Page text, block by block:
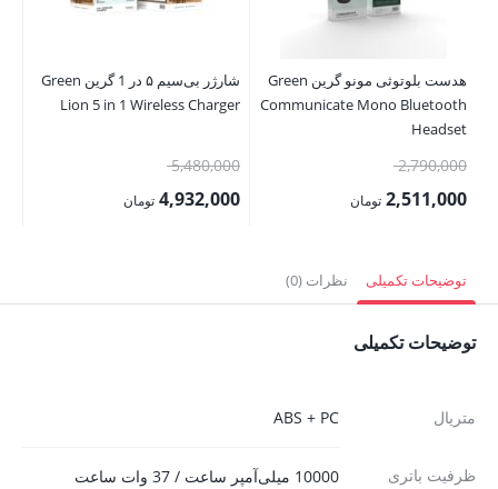
هدست بلوتوثی مونو گرین Green
Communicate Mono Bluetooth
Headset
2,790,000قیمت
اصلی:2,511,000 تومان
2,511,000 تومان.
شارژر بی‌سیم ۵ در 1 گرین Green
Lion 5 in 1 Wireless Charger
5,480,000قیمت
اصلی:4,932,000 تومان
توضیحات تکمیلی نظرات (0)
توضیحات تکمیلی
متریال ABS + PC
ظرفیت باتری 10000 میلی‌آمپر ساعت / 37 وات ساعت